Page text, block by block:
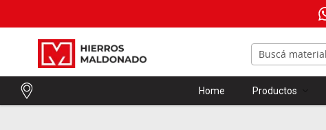
Home Productos